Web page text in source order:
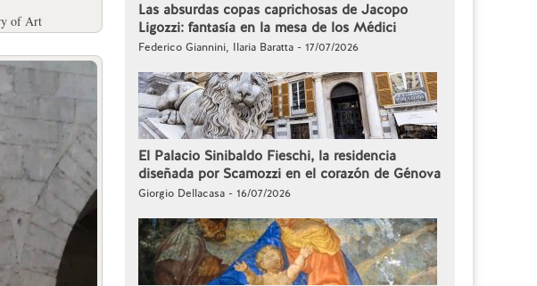
of Art
Las absurdas copas caprichosas de Jacopo
Ligozzi: fantasía en la mesa de los Médici
Federico Giannini, Ilaria Baratta - 17/07/2026
El Palacio Sinibaldo Fieschi, la residencia
diseñada por Scamozzi en el corazón de Génova
Giorgio Dellacasa - 16/07/2026